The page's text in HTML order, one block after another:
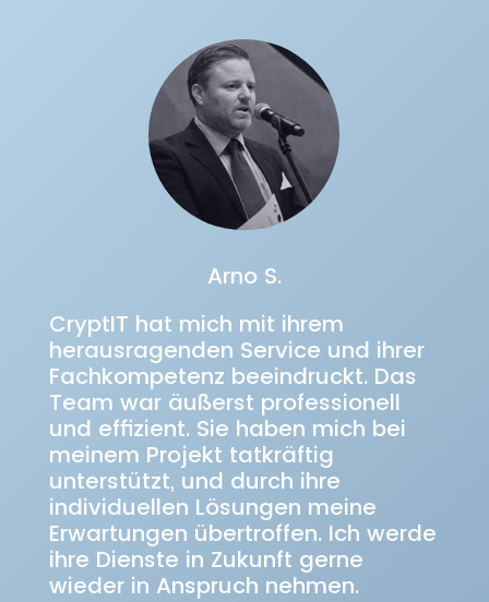
Arno S.
CryptIT hat mich mit ihrem
herausragenden Service und ihrer
Fachkompetenz beeindruckt. Das
Team war äußerst professionell
und effizient. Sie haben mich bei
meinem Projekt tatkräftig
unterstützt, und durch ihre
individuellen Lösungen meine
Erwartungen übertroffen. Ich werde
ihre Dienste in Zukunft gerne
wieder in Anspruch nehmen.